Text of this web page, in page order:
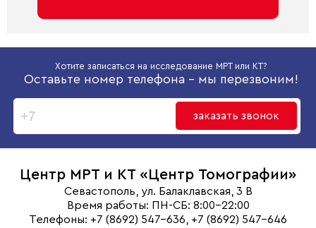
Хотите записаться на исследование МРТ или КТ?
Оставьте номер телефона - мы перезвоним!
заказать звонок
Центр МРТ и КТ «Центр Томографии»
Севастополь, ул. Балаклавская, 3 В
Время работы: ПН-СБ: 8:00-22:00
Телефоны: +7 (8692) 547-636, +7 (8692) 547-646